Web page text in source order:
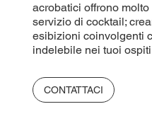
acrobatici offrono
servizio di cocktail;
esibizioni coinvolgenti
indelebile nei tuoi
CONTATTACI